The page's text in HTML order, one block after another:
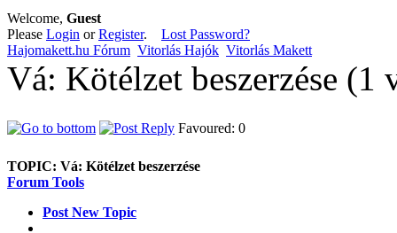
Welcome, Guest
Please Login orRegister. Lost Password?
Hajomakett.hu Fórum Vitorlás Hajók Vitorlás Makett
Vá: Kötélzet beszerzése
Favoured: 0
TOPIC: Vá: Kötélzet beszerzése
Forum Tools
Post New Topic